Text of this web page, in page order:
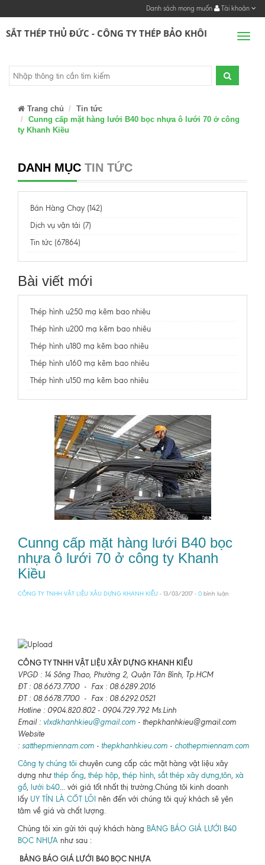
Danh sách mong muốn Tài khoản
SẮT THÉP THỦ ĐỨC - CÔNG TY THÉP BẢO KHÔI
Trang chủ
Tin tức
Cunng cấp mặt hàng lưới B40 bọc nhựa ô lưới 70 ở công
ty Khanh Kiều
DANH MỤC TIN TỨC
Bán Hàng Chạy (142)
Dịch vụ vận tải (7)
Tin tức (67864)
Bài viết mới
Thép hình u250 mạ kẽm bao nhiêu
Thép hình u200 mạ kẽm bao nhiêu
Thép hình u180 mạ kẽm bao nhiêu
Thép hình u160 mạ kẽm bao nhiêu
Thép hình u150 mạ kẽm bao nhiêu
Cunng cấp mặt hàng lưới B40 bọc
nhựa ô lưới 70 ở công ty Khanh
Kiều
CÔNG TY TNHH VẬT LIỆU XÂU DỰNG KHANH KIỀU - 13/03/2017 - 0 bình luận
CÔNG TY TNHH VẬT LIỆU XÂY DỰNG KHANH KIỀU
VPGD : 14 Sông Thao, Phường 2, Quận Tân Bình, Tp.HCM
ĐT : 08.6673.7700 - Fax : 08.6289.2016
ĐT : 08.6678.7700 - Fax : 08.6292.0521
Hotline : 0904.820.802 - 0904.729.792 Ms.Linh
Email : vlxdkhanhkieu@gmail.com - thepkhanhkieu@gmail.com
Website
: satthepmiennam.com - thepkhanhkieu.com - chothepmiennam.com
Công ty chúng tôi chuyên cung cấp các mặt hàng vật liệu xây
dựng như thép ống, thép hộp, thép hình, sắt thép xây dựng,tôn, xà
gồ, lưới b40 ... với giá tốt nhất thị trường.Chúng tôi kinh doanh
lấy UY TÍN LÀ CỐT LÕI nên đến với chúng tôi quý khách sẽ yên
tâm về giá và chất lượng.
Chúng tôi xin gửi tới quý khách hàng BẢNG BÁO GIÁ LƯỚI B40
BỌC NHỰA như sau :
BẢNG BÁO GIÁ LƯỚI B40 BỌC NHỰA